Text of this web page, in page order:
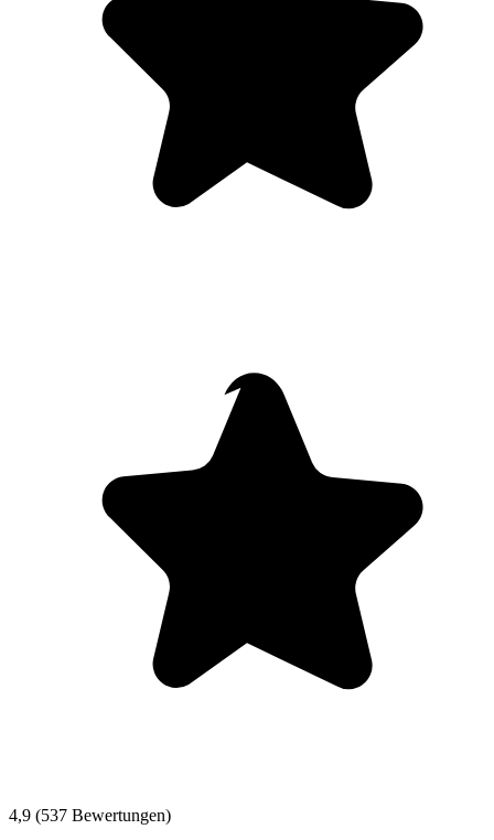
4,9 (537 Bewertungen)